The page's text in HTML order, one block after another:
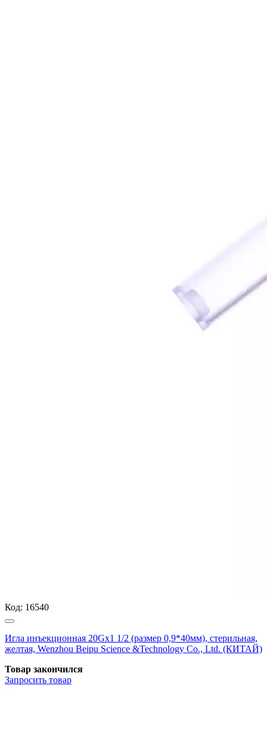
Код: 16540
Игла инъекционная 20Gх1 1/2 (размер 0,9*40мм), стерильная,
желтая, Wenzhou Beipu Science &Technology Co., Ltd. (КИТАЙ)
Товар закончился
Запросить товар